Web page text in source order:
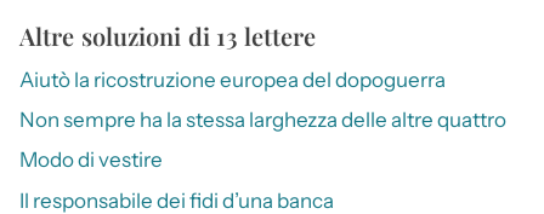
Altre soluzioni di 13 lettere
Aiutò la ricostruzione europea del dopoguerra
Non sempre ha la stessa larghezza delle altre quattro
Modo di vestire
Il responsabile dei fidi d’una banca